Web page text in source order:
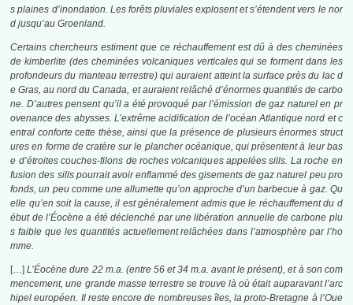
s plaines d’inondation. Les forêts pluviales explosent et s’étendent vers le nor
d jusqu’au Groenland.
Certains chercheurs estiment que ce réchauffement est dû à des cheminées
de kimberlite (des cheminées volcaniques verticales qui se forment dans les
profondeurs du manteau terrestre) qui auraient atteint la surface près du lac d
e Gras, au nord du Canada, et auraient relâché d’énormes quantités de carbo
ne. D’autres pensent qu’il a été provoqué par l’émission de gaz naturel en pr
ovenance des abysses. L’extrême acidification de l’océan Atlantique nord et c
entral conforte cette thèse, ainsi que la présence de plusieurs énormes struct
ures en forme de cratère sur le plancher océanique, qui présentent à leur bas
e d’étroites couches-filons de roches volcaniques appelées sills. La roche en
fusion des sills pourrait avoir enflammé des gisements de gaz naturel peu pro
fonds, un peu comme une allumette qu’on approche d’un barbecue à gaz. Qu
elle qu’en soit la cause, il est généralement admis que le réchauffement du d
ébut de l’Éocène a été déclenché par une libération annuelle de carbone plu
s faible que les quantités actuellement relâchées dans l’atmosphère par l’ho
mme.
[…]L’Éocène dure 22 m.a. (entre 56 et 34 m.a. avant le présent), et à son com
mencement, une grande masse terrestre se trouve là où était auparavant l’arc
hipel européen. Il reste encore de nombreuses îles, la proto-Bretagne à l’Oue